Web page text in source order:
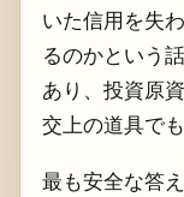
いた信用を失
るのかという
あり、投資原
交上の道具で
最も安全な答